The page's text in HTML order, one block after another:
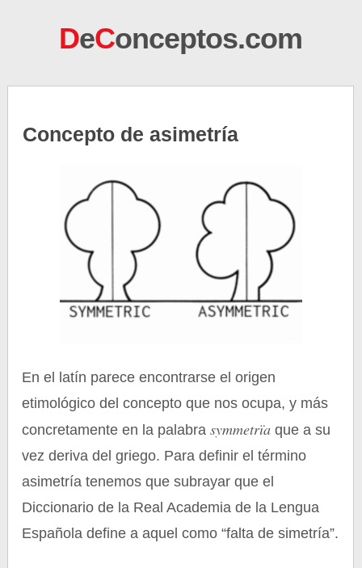
DeConceptos.com
Concepto de asimetría
En el latín parece encontrarse el origen
etimológico del concepto que nos ocupa, y más
concretamente en la palabrasymmetrïaque a su
vez deriva del griego. Para definir el término
asimetría tenemos que subrayar que el
Diccionario de la Real Academia de la Lengua
Española define a aquel como “falta de simetría”.